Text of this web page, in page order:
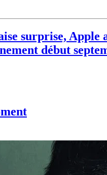
surprise, Apple
début